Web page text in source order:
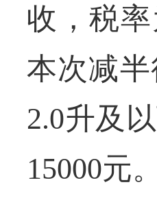
收，税
本次减
2.0升及
15000元。